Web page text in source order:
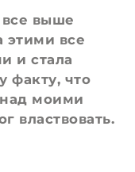
все выше
этими все
и стала
факту, что
моими
властвовать.